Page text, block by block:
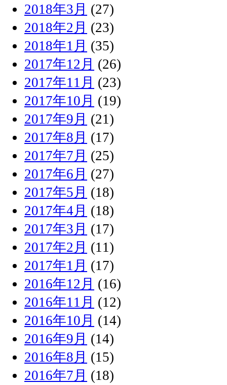
2018年3月 (27)
2018年2月 (23)
2018年1月 (35)
2017年12月 (26)
2017年11月 (23)
2017年10月 (19)
2017年9月 (21)
2017年8月 (17)
2017年7月 (25)
2017年6月 (27)
2017年5月 (18)
2017年4月 (18)
2017年3月 (17)
2017年2月 (11)
2017年1月 (17)
2016年12月 (16)
2016年11月 (12)
2016年10月 (14)
2016年9月 (14)
2016年8月 (15)
2016年7月 (18)